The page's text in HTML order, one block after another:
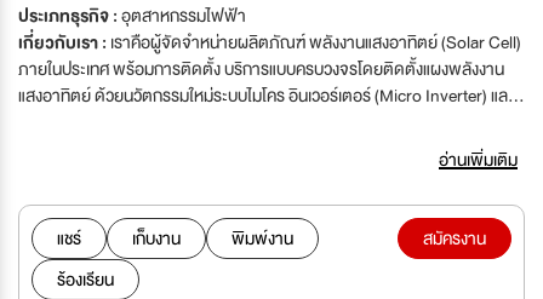
ประเภทธุรกิจ :อุตสาหกรรมไฟฟ้า
เกี่ยวกับเรา : เราคือผู้จัดจำหน่ายผลิตภัณฑ์ พลังงานแสงอาทิตย์ (Solar Cell)
ภายในประเทศ พร้อมการติดตั้ง บริการแบบครบวงจรโดยติดตั้งแผงพลังงาน
แสงอาทิตย์ ด้วยนวัตกรรมใหม่ระบบไมโคร อินเวอร์เตอร์ (Micro Inverter) และ
ด้วยทีมงานติดตั้งและซ่อมบำรุง ที่มีคุณภาพอย่างมืออาชีพ ด้วยประสบการณ์
อ่านเพิ่มเติม
แชร์ เก็บงาน
พิมพ์งาน
ร้องเรียน
สมัครงาน